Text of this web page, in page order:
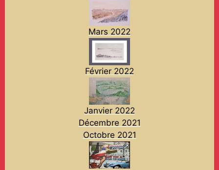
Mars 2022
Février 2022
Janvier 2022
Décembre 2021
Octobre 2021